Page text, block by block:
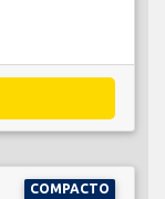
COMPACTO